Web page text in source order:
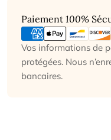
Paiement 100%
Modes
de
paiement
Vos informations de
protégées. Nous
bancaires.